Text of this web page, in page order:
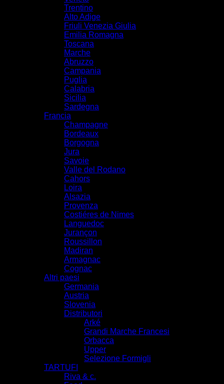
Trentino
Alto Adige
Friuli Venezia Giulia
Emilia Romagna
Toscana
Marche
Abruzzo
Campania
Puglia
Calabria
Sicilia
Sardegna
Francia
Champagne
Bordeaux
Borgogna
Jura
Savoie
Valle del Rodano
Cahors
Loira
Alsazia
Provenza
Costiéres de Nimes
Languedoc
Jurançon
Roussillon
Madiran
Armagnac
Cognac
Altri paesi
Germania
Austria
Slovenia
Distributori
Arké
Grandi Marche Francesi
Orbacca
Upper
Selezione Formigli
TARTUFI
Riva & c.